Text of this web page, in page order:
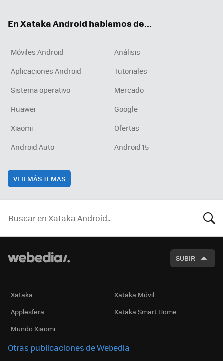
En Xataka Android hablamos de...
Móviles Android
Análisis
Aplicaciones Android
Tutoriales
Sistema operativo
Mercado
Huawei
Google
Xiaomi
Ofertas
Android Auto
Android 15
VER MÁS TEMAS
SUBIR
Xataka
Xataka Móvil
Applesfera
Xataka Smart Home
Mundo Xiaomi
Otras publicaciones de Webedia